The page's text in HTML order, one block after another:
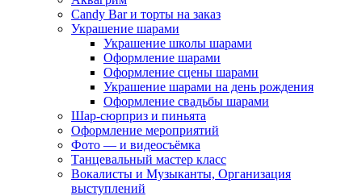
Candy Bar и торты на заказ
Украшение шарами
Украшение школы шарами
Оформление шарами
Оформление сцены шарами
Украшение шарами на день рождения
Оформление свадьбы шарами
Шар-сюрприз и пиньята
Оформление мероприятий
Фото — и видеосъёмка
Танцевальный мастер класс
Вокалисты и Музыканты, Организация
выступлений